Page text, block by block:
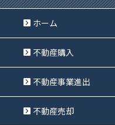
ホーム
不動産購入
不動産事業進出
不動産売却